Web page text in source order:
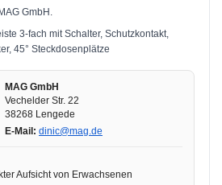
GmbH.
3-fach mit Schalter, Schutzkontakt,
45° Steckdosenplätze
MAG GmbH
Vechelder Str. 22
38268 Lengede
E-Mail: dinic@mag.de
Aufsicht von Erwachsenen